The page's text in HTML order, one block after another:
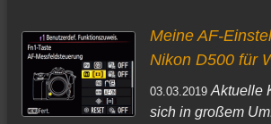
Meine AF-
Nikon D500 für
03.03.2019 Aktuelle
sich in großem